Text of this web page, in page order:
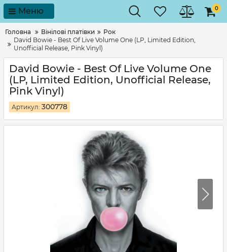
Меню 0
Головна Вінілові платівки
Рок
David Bowie - Best Of Live Volume One (LP, Limited Edition,
Unofficial Release, Pink Vinyl)
David Bowie - Best Of Live Volume One
(LP, Limited Edition, Unofficial Release,
Pink Vinyl)
Артикул: 300778